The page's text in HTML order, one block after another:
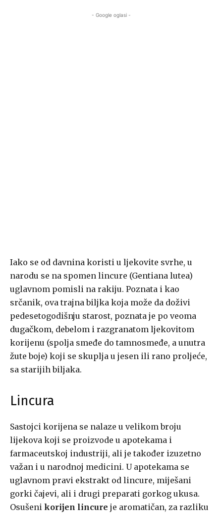
- Google oglasi -
Iako se od davnina koristi u ljekovite svrhe, u
narodu se na spomen lincure (Gentiana lutea)
uglavnom pomisli na rakiju. Poznata i kao
srčanik, ova trajna biljka koja može da doživi
pedesetogodišnju starost, poznata je po veoma
dugačkom, debelom i razgranatom ljekovitom
korijenu (spolja smeđe do tamnosmeđe, a unutra
žute boje) koji se skuplja u jesen ili rano proljeće,
sa starijih biljaka.
Lincura
Sastojci korijena se nalaze u velikom broju
lijekova koji se proizvode u apotekama i
farmaceutskoj industriji, ali je također izuzetno
važan i u narodnoj medicini. U apotekama se
uglavnom pravi ekstrakt od lincure, miješani
gorki čajevi, ali i drugi preparati gorkog ukusa.
Osušeni korijen lincure je aromatičan, za razliku